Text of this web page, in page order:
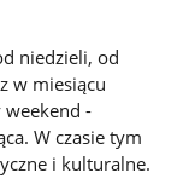
niedzieli, od
w miesiącu
weekend -
W czasie tym
i kulturalne.